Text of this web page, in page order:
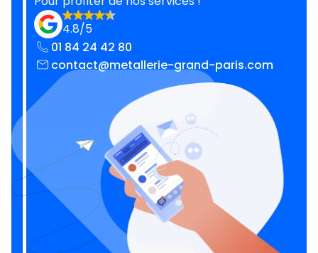
4.8/5
01 84 24 42 80
contact@metallerie-grand-paris.com